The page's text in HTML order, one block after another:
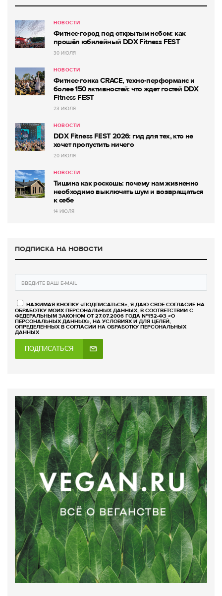
НОВОСТИ
Фитнес-город под открытым небом: как
прошёл юбилейный DDX Fitness FEST
30 ИЮЛЯ
НОВОСТИ
Фитнес-гонка CRACE, техно-перформанс и
более 150 активностей: что ждет гостей DDX
Fitness FEST
23 ИЮЛЯ
НОВОСТИ
DDX Fitness FEST 2026: гид для тех, кто не
хочет пропустить ничего
20 ИЮЛЯ
НОВОСТИ
Тишина как роскошь: почему нам жизненно
необходимо выключать шум и возвращаться
к себе
14 ИЮЛЯ
ПОДПИСКА НА НОВОСТИ
НАЖИМАЯ КНОПКУ «ПОДПИСАТЬСЯ», Я ДАЮ СВОЕ СОГЛАСИЕ НА
ОБРАБОТКУ МОИХ ПЕРСОНАЛЬНЫХ ДАННЫХ, В СООТВЕТСТВИИ С
ФЕДЕРАЛЬНЫМ ЗАКОНОМ ОТ 27.07.2006 ГОДА №152-ФЗ «О
ПЕРСОНАЛЬНЫХ ДАННЫХ», НА УСЛОВИЯХ И ДЛЯ ЦЕЛЕЙ,
ОПРЕДЕЛЕННЫХ В СОГЛАСИИ НА ОБРАБОТКУ ПЕРСОНАЛЬНЫХ
ДАННЫХ
ПОДПИСАТЬСЯ